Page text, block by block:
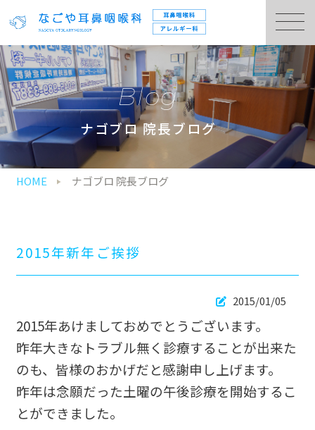
ナゴブロ 院長ブログ
Blog
HOME ナゴブロ 院長ブログ
2015年新年ご挨拶
2015/01/05
2015年あけましておめでとうございます。
昨年大きなトラブル無く診療することが出来た
のも、皆様のおかげだと感謝申し上げます。
昨年は念願だった土曜の午後診療を開始するこ
とができました。